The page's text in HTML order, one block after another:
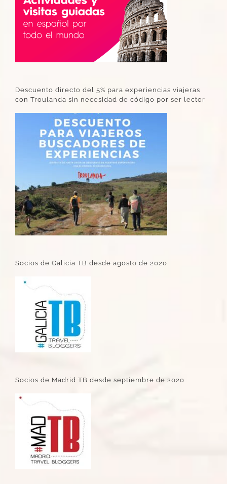
Descuento directo del 5% para experiencias viajeras
con Troulanda sin necesidad de código por ser lector
Socios de Galicia TB desde agosto de 2020
Socios de Madrid TB desde septiembre de 2020